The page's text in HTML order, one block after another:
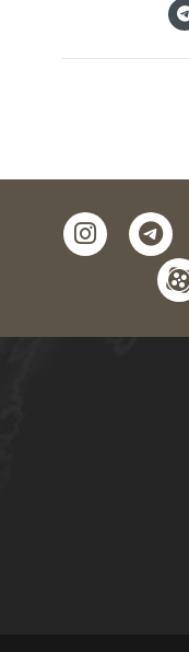
telegram
instagram